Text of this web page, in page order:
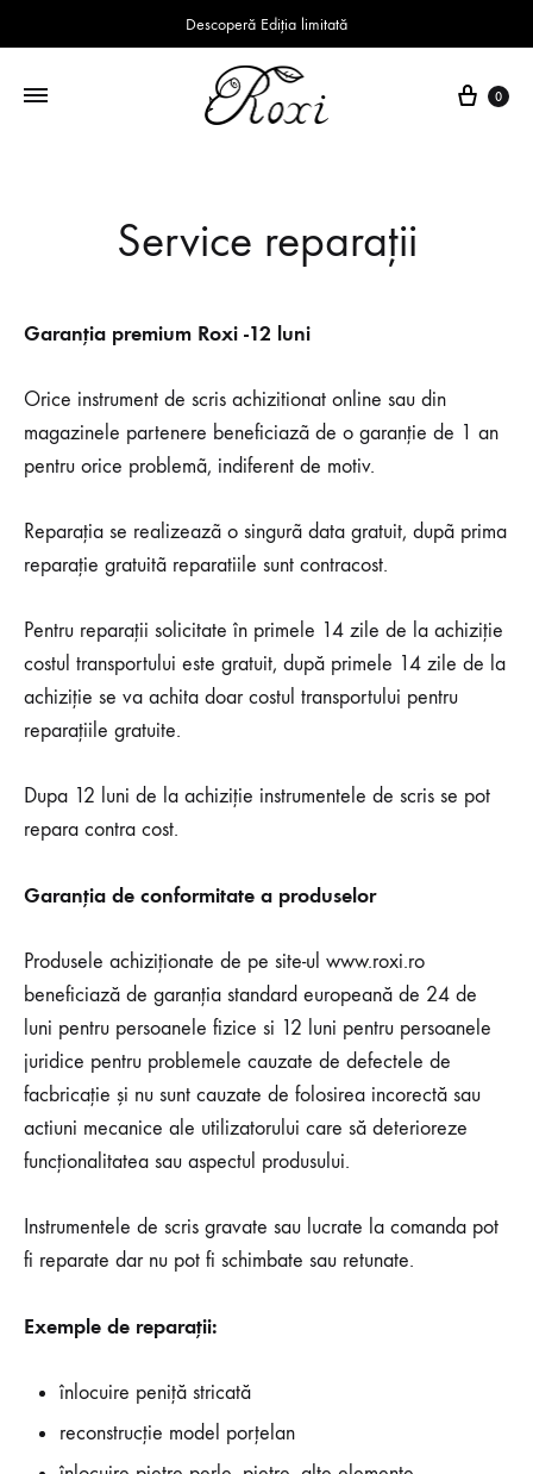
Descoperă Ediția limitată
Coș
0
Service reparaţii
Garanția premium Roxi -12 luni
Orice instrument de scris achizitionat online sau din
magazinele partenere beneficiazã de o garanţie de 1 an
pentru orice problemã, indiferent de motiv.
Reparaţia se realizeazã o singurã data gratuit, dupã prima
reparaţie gratuitã reparatiile sunt contracost.
Pentru reparații solicitate în primele 14 zile de la achiziție
costul transportului este gratuit, după primele 14 zile de la
achiziție se va achita doar costul transportului pentru
reparațiile gratuite.
Dupa 12 luni de la achiziţie instrumentele de scris se pot
repara contra cost.
Garanția de conformitate a produselor
Produsele achiziționate de pe site-ul www.roxi.ro
beneficiază de garanția standard europeană de 24 de
luni pentru persoanele fizice si 12 luni pentru persoanele
juridice pentru problemele cauzate de defectele de
facbricație și nu sunt cauzate de folosirea incorectă sau
actiuni mecanice ale utilizatorului care să deterioreze
funcționalitatea sau aspectul produsului.
Instrumentele de scris gravate sau lucrate la comanda pot
fi reparate dar nu pot fi schimbate sau retunate.
Exemple de reparaţii:
înlocuire peniţă stricată
reconstrucţie model porţelan